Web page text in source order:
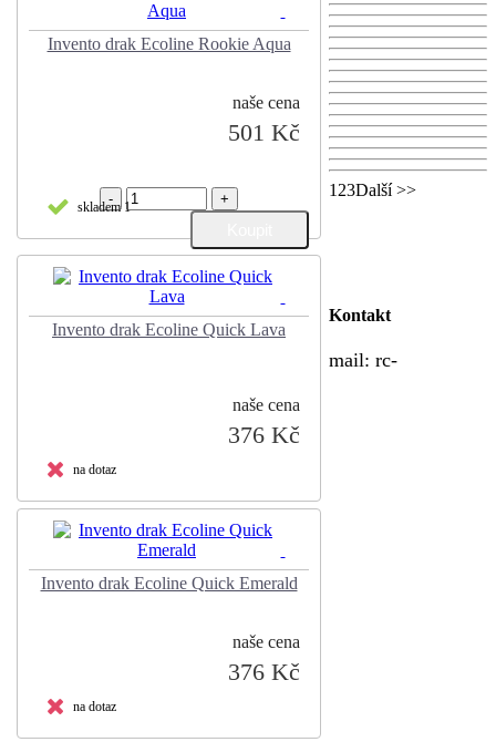
Invento drak Ecoline Rookie Aqua
naše cena
501 Kč
skladem 1
- +
Invento drak Ecoline Quick Lava
naše cena
376 Kč
na dotaz
Invento drak Ecoline Quick Emerald
naše cena
376 Kč
na dotaz
1 23Další >>
Kontakt
mail: rc-